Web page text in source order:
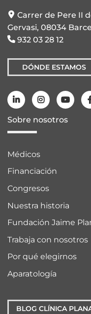
Carrer de Pere II
Gervasi, 08034
932 03 28 12
DÓNDE ESTAMOS
Sobre nosotros
Médicos
Financiación
Congresos
Nuestra historia
Fundación Jaime
Trabaja con nosotros
Por qué elegirnos
Aparatología
BLOG CLÍNICA